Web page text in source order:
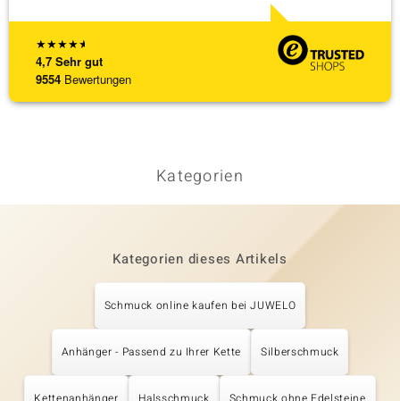
★★★★★
4,7 Sehr gut
9554 Bewertungen
Kategorien
Kategorien dieses Artikels
Schmuck online kaufen bei JUWELO
Anhänger - Passend zu Ihrer Kette Silberschmuck